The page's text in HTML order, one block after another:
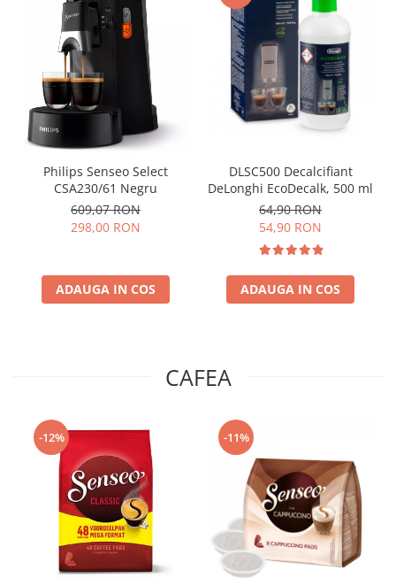
Philips Senseo Select
CSA230/61 Negru
609,07 RON
298,00 RON
ADAUGA IN COS
DLSC500 Decalcifiant
DeLonghi EcoDecalk, 500 ml
64,90 RON
54,90 RON
ADAUGA IN COS
CAFEA
-12% -11%